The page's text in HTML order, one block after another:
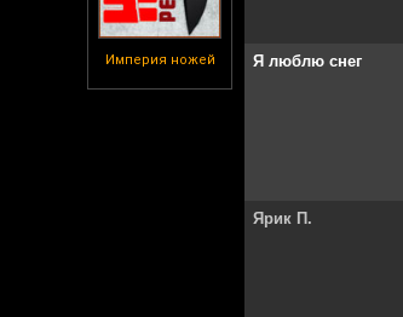
Империя ножей Я люблю снег
Ярик П.